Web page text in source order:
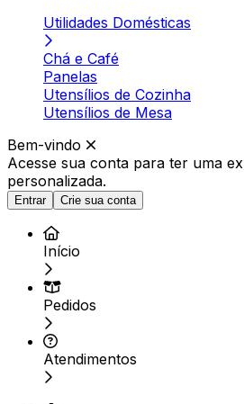
Utilidades Domésticas
Chá e Café
Panelas
Utensílios de Cozinha
Utensílios de Mesa
Bem-vindo
Acesse sua conta para ter uma
personalizada.
Entrar Crie sua conta
Início
Pedidos
Atendimentos